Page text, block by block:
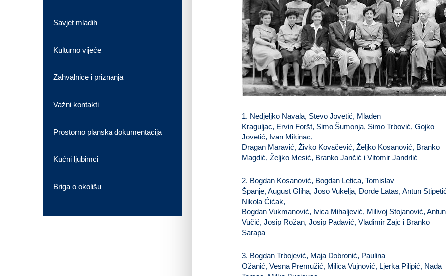
1. Nedjeljko Navala, Stevo Jovetić, Mladen
Kraguljac, Ervin Foršt, Simo Šumonja, Simo Trbović, Gojko
Jovetić, Ivan Mikinac,
Dragan Maravić, Živko Kovačević, Željko Kosanović, Branko
Magdić, Željko Mesić, Branko Jančić i Vitomir Jandrlić
2. Bogdan Kosanović, Bogdan Letica, Tomislav
Španje, August Gliha, Joso Vukelja, Đorđe Latas, Antun
Nikola Ćićak,
Bogdan Vukmanović, Ivica Mihaljević, Milivoj Stojanović, Antun
Vučić, Josip Rožan, Josip Padavić, Vladimir Zajc i Branko
Sarapa
3. Bogdan Trbojević, Maja Dobronić, Paulina
Ožanić, Vesna Premužić, Milica Vujnović, Ljerka Pilipić, Nada
Savjet mladih
Kulturno vijeće
Zahvalnice i priznanja
Važni kontakti
Prostorno planska dokumentacija
Kućni ljubimci
Briga o okolišu